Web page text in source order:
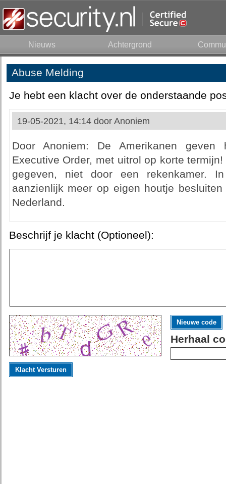
Nieuws Achtergrond
Abuse Melding
Je hebt een klacht over de onderstaande
19-05-2021, 14:14 door Anoniem
Door Anoniem: De Amerikanen geven
Executive Order, met uitrol op korte
gegeven, niet door een rekenkamer.
aanzienlijk meer op eigen houtje
Nederland.
Beschrijf je klacht (Optioneel):
Nieuwe code
Herhaal
Klacht Versturen